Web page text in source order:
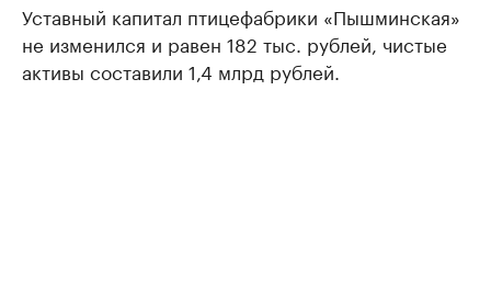
Уставный капитал птицефабрики «Пышминская»
не изменился и равен 182 тыс. рублей, чистые
активы составили 1,4 млрд рублей.